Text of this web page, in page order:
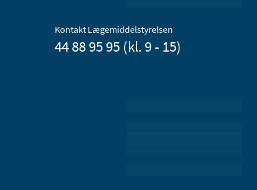
Kontakt Lægemiddelstyrelsen
44 88 95 95 (kl. 9 - 15)